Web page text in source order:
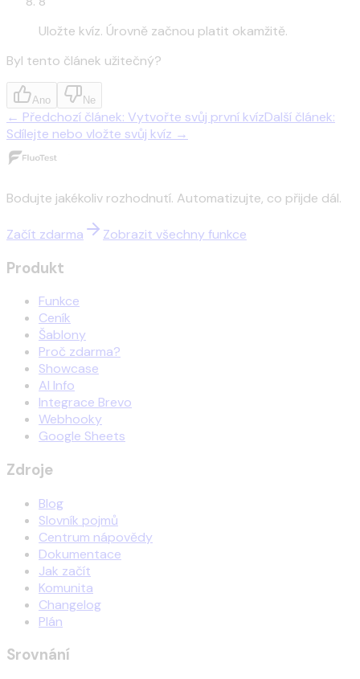
Uložte kvíz. Úrovně začnou platit okamžitě.
Byl tento článek užitečný?
Ano Ne
← Předchozí článek: Vytvořte svůj první kvízDalší článek:
Sdílejte nebo vložte svůj kvíz →
Bodujte jakékoliv rozhodnutí. Automatizujte, co přijde dál.
Začít zdarma Zobrazit všechny funkce
Produkt
Funkce
Ceník
Šablony
Proč zdarma?
Showcase
AI Info
Integrace Brevo
Webhooky
Google Sheets
Zdroje
Blog
Slovník pojmů
Centrum nápovědy
Dokumentace
Jak začít
Komunita
Changelog
Plán
Srovnání